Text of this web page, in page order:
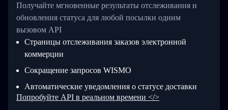
30
33
34
        ]
  }
}
Получайте мгновенные результаты отслеживания и
обновления статуса для любой посылки одним
вызовом API
Страницы отслеживания заказов электронной
коммерции
Сокращение запросов WISMO
Автоматические уведомления о статусе доставки
Попробуйте API в реальном времени </>